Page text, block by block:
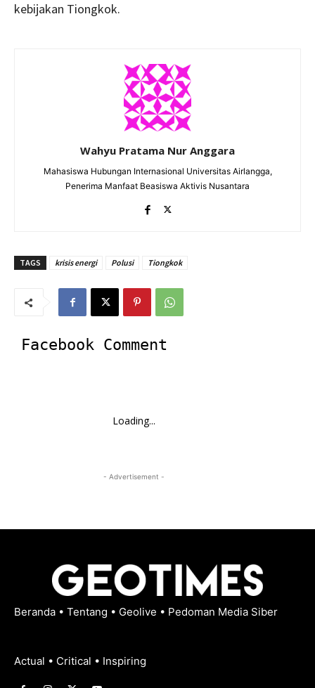
kebijakan Tiongkok.
Wahyu Pratama Nur Anggara
Mahasiswa Hubungan Internasional Universitas Airlangga,
Penerima Manfaat Beasiswa Aktivis Nusantara
TAGS krisis energi Polusi Tiongkok
Facebook Comment
Loading...
- Advertisement -
Beranda • Tentang • Geolive • Pedoman Media Siber
Actual • Critical • Inspiring